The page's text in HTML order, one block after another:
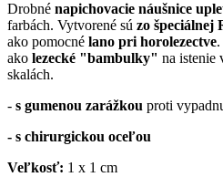
Drobné napichovacie náušnice
farbách. Vytvorené sú zo špeciálnej
ako pomocné lano pri horolezectve
ako lezecké "bambulky" na istenie
skalách.
- s gumenou zarážkou proti
- s chirurgickou oceľou
Veľkosť: 1 x 1 cm